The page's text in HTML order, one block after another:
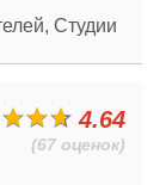
Студии
4.64
(67 оценок)